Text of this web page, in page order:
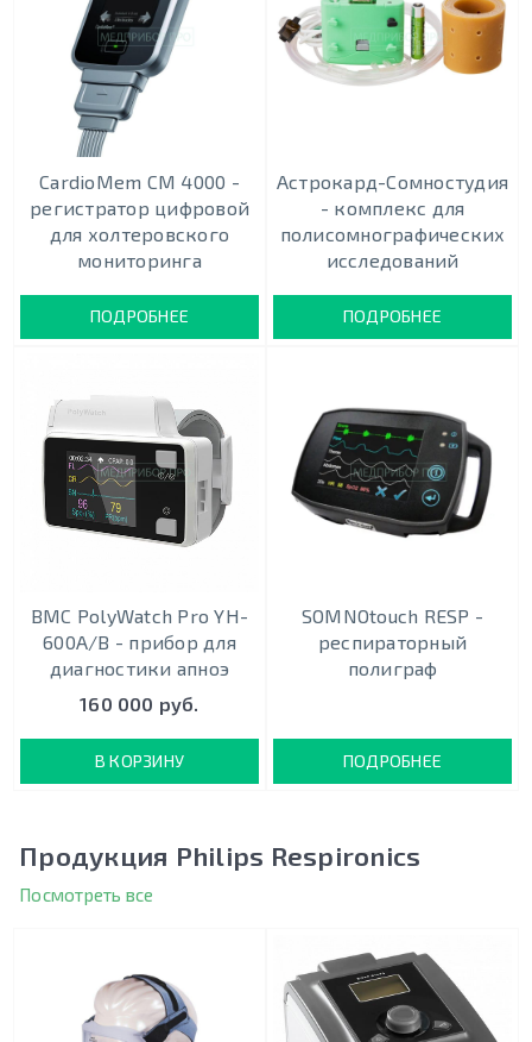
CardioMem CM 4000 -
регистратор цифровой
для холтеровского
мониторинга
ПОДРОБНЕЕ
Астрокард-Сомностудия
- комплекс для
полисомнографических
исследований
ПОДРОБНЕЕ
BMC PolyWatch Pro YH-
600A/B - прибор для
диагностики апноэ
160 000 руб.
В КОРЗИНУ
SOMNOtouch RESP -
респираторный
полиграф
ПОДРОБНЕЕ
Продукция Philips Respironics
Посмотреть все